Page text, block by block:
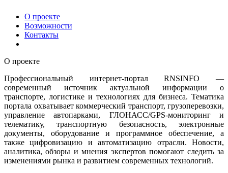
О проекте
Возможности
Контакты
О проекте
Профессиональный интернет-портал RNSINFO —
современный источник актуальной информации о
транспорте, логистике и технологиях для бизнеса. Тематика
портала охватывает коммерческий транспорт, грузоперевозки,
управление автопарками, ГЛОНАСС/GPS-мониторинг и
телематику, транспортную безопасность, электронные
документы, оборудование и программное обеспечение, а
также цифровизацию и автоматизацию отрасли. Новости,
аналитика, обзоры и мнения экспертов помогают следить за
изменениями рынка и развитием современных технологий.